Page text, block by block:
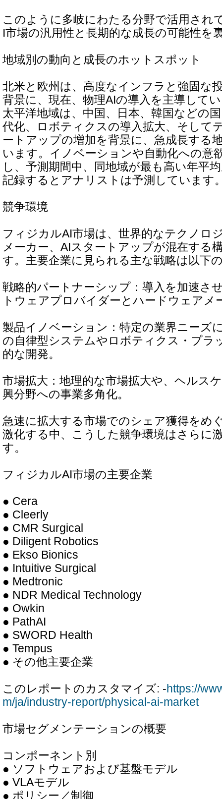
このように多岐にわたる分野で活用され
I市場の汎用性と長期的な成長の可能性を
地域別の動向と成長のホットスポット
北米と欧州は、高度なインフラと強固な
背景に、現在、物理AIの導入を主導して
太平洋地域は、中国、日本、韓国などの
代化、ロボティクスの導入拡大、そして
ートアップの増加を背景に、急成長する
います。イノベーションや自動化への意
し、予測期間中、同地域が最も高い年平
記録するとアナリストは予測しています
競争環境
フィジカルAI市場は、世界的なテクノロ
メーカー、AIスタートアップが混在する
す。主要企業に見られる主な戦略は以下
戦略的パートナーシップ：導入を加速さ
トウェアプロバイダーとハードウェアメ
製品イノベーション：特定の業界ニーズ
の自律型システムやロボティクス・プラ
的な開発。
市場拡大：地理的な市場拡大や、ヘルス
興分野への事業多角化。
急速に拡大する市場でのシェア獲得をめ
激化する中、こうした競争環境はさらに
す。
フィジカルAI市場の主要企業
● Cera
● Cleerly
● CMR Surgical
● Diligent Robotics
● Ekso Bionics
● Intuitive Surgical
● Medtronic
● NDR Medical Technology
● Owkin
● PathAI
● SWORD Health
● Tempus
● その他主要企業
このレポートのカスタマイズ: -https://
m/ja/industry-report/physical-ai-market
市場セグメンテーションの概要
コンポーネント別
● ソフトウェアおよび基盤モデル
● VLAモデル
● ポリシー／制御